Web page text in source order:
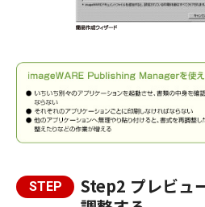
STEP
Step2 プレビュ